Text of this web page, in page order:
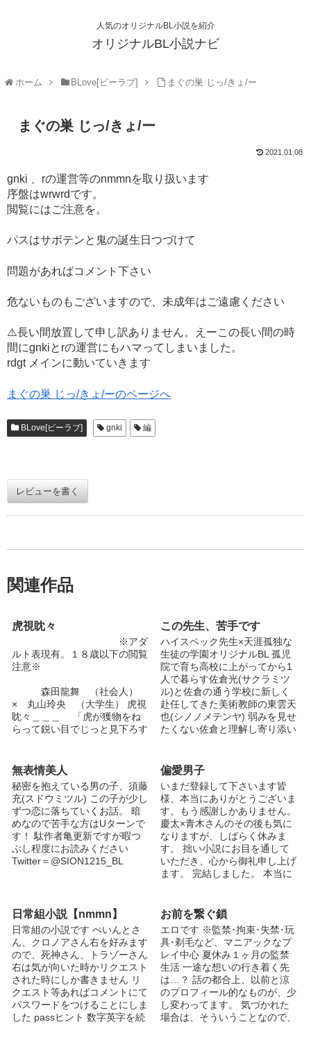
人気のオリジナルBL小説を紹介
オリジナルBL小説ナビ
ホーム BLove[ビーラブ] まぐの巣 じっ/きょ/ー
まぐの巣 じっ/きょ/ー
2021.01.08
gnki 、rの運営等のnmmnを取り扱います
序盤はwrwrdです。
閲覧にはご注意を。
パスはサボテンと鬼の誕生日つづけて
問題があればコメント下さい
危ないものもございますので、未成年はご遠慮ください
⚠️長い間放置して申し訳ありません。えーこの長い間の時
間にgnkiとrの運営にもハマってしまいました。
rdgt メインに動いていきます
まぐの巣 じっ/きょ/ーのページへ
BLove[ビーラブ] gnki 編
レビューを書く
関連作品
虎視眈々
※アダ
ルト表現有。１８歳以下の閲覧
注意※
森田龍舞 （社会人）
× 丸山玲央 （大学生） 虎視
眈々＿＿＿ 「虎が獲物をね
らって鋭い目でじっと見下ろす
ま。」 「飢えた虎
と目が合った気がしたんだ」
「逃がさない、絶対にね」
2015.04.08 完結 スピンオフ作
品「一等星」
http://blove.jp/novel/60349-
%E4%B8%80%E7%AD%89%E
（2015.08.25）
この先生、苦手です
ハイスペック先生×天涯孤独な
生徒の学園オリジナルBL 孤児
院で育ち高校に上がってから1
人で暮らす佐倉光(サクラミツ
ル)と佐倉の通う学校に新しく
赴任してきた美術教師の東雲天
也(シノノメテンヤ) 弱みを見せ
たくない佐倉と理解し寄り添い
話です。 登場人物 佐倉 光 (サ
クラ ミツル) 高校2年生男子/春
生まれ 身長174/体重56/茶髪/茶
色の瞳 成績は良いが運動が苦
手/音楽と美術が壊滅的 孤児院
育ちで色々な過去を持つ 大人
は皆苦手だが先生は特に苦手
この話の主人公 東雲 天也 (シノ
ノメ テンヤ) 美術担当の教
師/27歳/夏生まれ 身長181/体重
は勿論かけるし頭もいいし運動
もできる その生い立ちから佐
倉を気にかけている 生徒から
も人気のハイスペック先生 齋
藤 秋人 (サイトウ アキヒト) 主
人公と同じクラス/秋生まれ 身
長178/体重68 金髪黒目 勉強は
苦手/運動は得意 1年の時から佐
倉と仲良し 東雲とは従兄弟同
無表情美人
秘密を抱えている男の子、須藤
充(スドウミツル) この子が少し
ずつ恋に落ちていくお話。 暗
めなので苦手な方はUターンで
す！ 駄作者亀更新ですが暇つ
ぶし程度にお読みください
Twitter＝@SION1215_BL
偏愛男子
いまだ登録して下さいます皆
様、本当にありがとうございま
す。もう感謝しかありません。
慶太×青木さんのその後も気に
なりますが、しばらく休みま
す。 拙い小説にお目を通して
いただき、心から御礼申し上げ
ます。 完結しました。 本当に
は早くに他界し、親の残した遺
産と、バイセクシャルな兄、隼
斗と二人暮らし。 男でも女で
も、気に入ったら即家に連れ込
み、ヤりまくる兄が、大嫌い。
でも、そんな悠斗の日常は、
兄、隼斗によって振り回され
る。
日常組小説【nmmn】
日常組の小説です ぺいんとさ
ん、クロノアさん右を好みます
ので、死神さん、トラゾーさん
右は気が向いた時かリクエスト
された時にしか書きません リ
クエスト等あればコメントにて
パスワードをつけることにしま
した passヒント 数字英字を続
お前を繋ぐ鎖
エロです ※監禁･拘束･失禁･玩
具･剃毛など、マニアックなプ
レイ中心 夏休み１ヶ月の監禁
生活 一途な想いの行き着く先
は…？ 話の都合上、以前と涼
のプロフィール的なものが、少
し変わってます。 気づかれた
場合は、そういうことなので、